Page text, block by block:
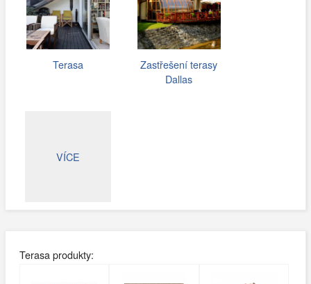
Terasa
Zastřešení terasy
Dallas
VÍCE
Terasa produkty: